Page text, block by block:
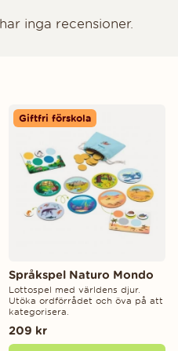
inga recensioner.
Giftfri förskola
Språkspel Naturo Mondo
Lottospel med världens djur.
Utöka ordförrådet och öva på att
kategorisera.
209 kr